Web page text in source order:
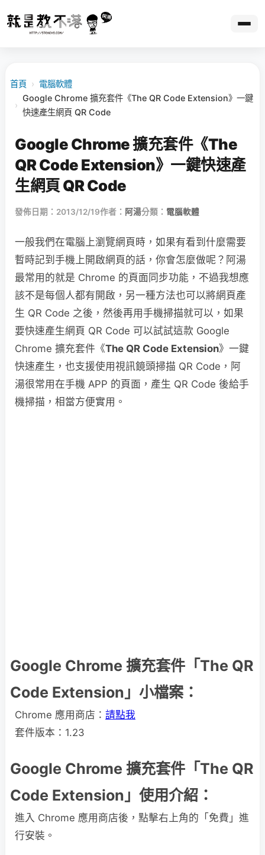
首頁 › 電腦軟體
›
Google Chrome 擴充套件《The QR Code Extension》一鍵
快速產生網頁 QR Code
Google Chrome 擴充套件《The
QR Code Extension》一鍵快速產
生網頁 QR Code
發佈日期：2013/12/19作者： 阿湯分類： 電腦軟體
一般我們在電腦上瀏覽網頁時，如果有看到什麼需要
暫時記到手機上開啟網頁的話，你會怎麼做呢？阿湯
最常用的就是 Chrome 的頁面同步功能，不過我想應
該不是每個人都有開啟，另一種方法也可以將網頁產
生 QR Code 之後，然後再用手機掃描就可以，如果
要快速產生網頁 QR Code 可以試試這款 Google
Chrome 擴充套件《The QR Code Extension》一鍵
快速產生，也支援使用視訊鏡頭掃描 QR Code，阿
湯很常用在手機 APP 的頁面，產生 QR Code 後給手
機掃描，相當方便實用。
Google Chrome 擴充套件「The QR
Code Extension」小檔案：
Chrome 應用商店： 請點我
套件版本：1.23
Google Chrome 擴充套件「The QR
Code Extension」使用介紹：
進入 Chrome 應用商店後，點擊右上角的「免費」進
行安裝。